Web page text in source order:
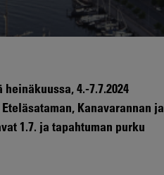
4.-7.7.2024
Kanavarannan ja
1.7. ja tapahtuman purku